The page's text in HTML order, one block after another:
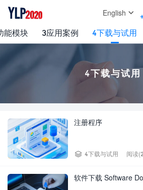
English
能模块 3应用案例 4下载与试用
4下载与试用
注册程序
 4下载与试用 阅读
软件下载 Software